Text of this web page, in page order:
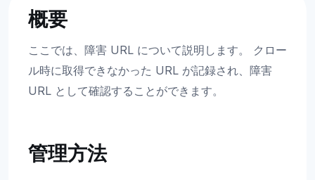
概要
ここでは、障害 URL について説明します。 クロー
ル時に取得できなかった URL が記録され、障害
URL として確認することができます。
管理方法